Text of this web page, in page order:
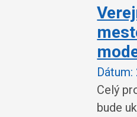
Dátum:
Celý
bude